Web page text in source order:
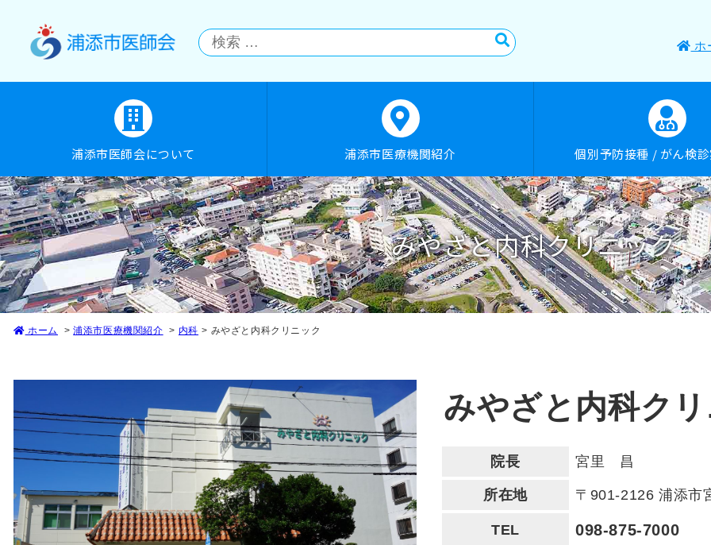
ホ
浦添市医師会について 浦添市医療機関紹介 個別予防接種 / がん検
みやざと内科クリニック
ホーム 浦添市医療機関紹介 内科 みやざと内科クリニック
みやざと内科ク
院長 宮里 昌
所在地 〒901-2126 浦添市
TEL 098-875-7000